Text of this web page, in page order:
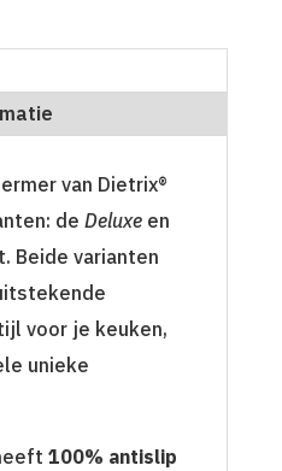
van Dietrix®
de Deluxeen
Beide varianten
voor je keuken,
unieke
100% antislip